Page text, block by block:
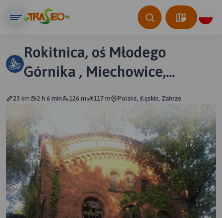
Rokitnica, oś Młodego
Górnika , Miechowice,
23 km 2 h 6 min 126 m 117 m Polska, śląskie, Zabrze